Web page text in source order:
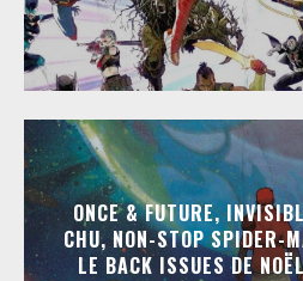
ONCE & FUTURE,
CHU, NON-STOP SPIDER-
LE BACK ISSUES DE